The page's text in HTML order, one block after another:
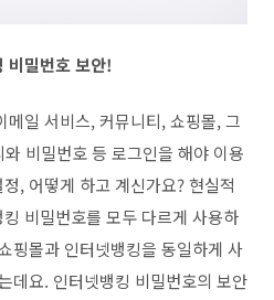
비밀번호 보안!
메일 서비스, 커뮤니티, 쇼핑몰, 그
비밀번호 등 로그인을 해야 이용
, 어떻게 하고 계신가요? 현실적
비밀번호를 모두 다르게 사용하
핑몰과 인터넷뱅킹을 동일하게 사
데요. 인터넷뱅킹 비밀번호의 보안